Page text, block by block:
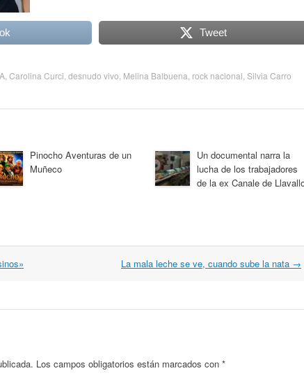
Tweet
Carolina Curci desnudo vivo Melina Balbuena rock nacional Silvia Carro
Pinocho Aventuras de un
Muñeco
Un documental narra la
lucha de los trabajadores
de la ex Canale de
La mala leche se ve, cuando sube la nata →
Los campos obligatorios están marcados con *